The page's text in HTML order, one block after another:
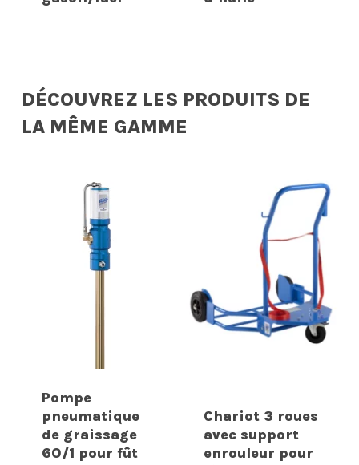
DÉCOUVREZ LES PRODUITS DE
LA MÊME GAMME
Pompe
pneumatique
de graissage
60/1 pour fût
Chariot 3 roues
avec support
enrouleur pour